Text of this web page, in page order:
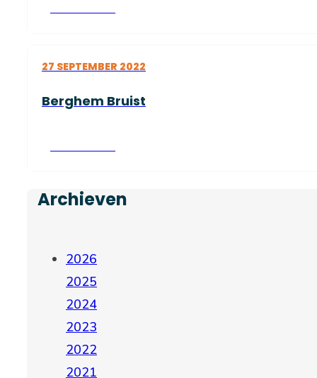
27 SEPTEMBER 2022
Berghem Bruist
Archieven
2026
2025
2024
2023
2022
2021